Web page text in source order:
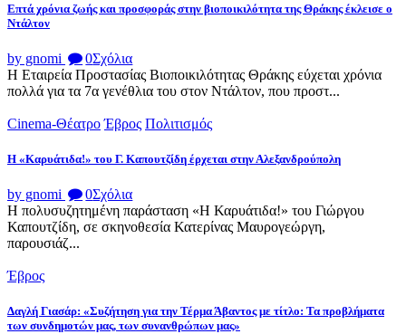
Επτά χρόνια ζωής και προσφοράς στην βιοποικιλότητα της Θράκης έκλεισε ο
Ντάλτον
by gnomi 0Σχόλια
Η Εταιρεία Προστασίας Βιοποικιλότητας Θράκης εύχεται χρόνια
πολλά για τα 7α γενέθλια του στον Ντάλτον, που προστ...
Cinema-Θέατρο Έβρος Πολιτισμός
Η «Καρυάτιδα!» του Γ. Καπουτζίδη έρχεται στην Αλεξανδρούπολη
by gnomi 0Σχόλια
Η πολυσυζητημένη παράσταση «Η Καρυάτιδα!» του Γιώργου
Καπουτζίδη, σε σκηνοθεσία Κατερίνας Μαυρογεώργη,
παρουσιάζ...
Έβρος
Δαγλή Γιασάρ: «Συζήτηση για την Τέρμα Άβαντος με τίτλο: Τα προβλήματα
των συνδημοτών μας, των συνανθρώπων μας»